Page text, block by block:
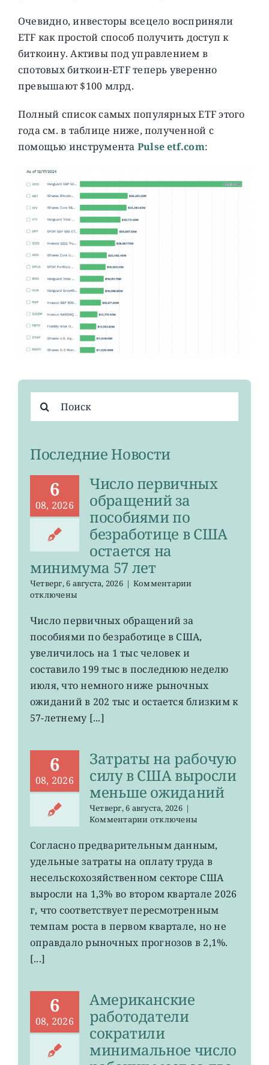
Очевидно, инвесторы всецело восприняли
ETF как простой способ получить доступ к
биткоину. Активы под управлением в
спотовых биткоин-ETF теперь уверенно
превышают $100 млрд.
Полный список самых популярных ETF этого
года см. в таблице ниже, полученной с
помощью инструмента Pulse etf.com:
поиска:
Последние Новости
6
08, 2026
Число первичных
обращений за
пособиями по
безработице в США
остается на
минимума 57 лет
Четверг, 6 августа, 2026 | Комментариик
первичных
за
безработице
в
остается
лет
отключены
Число первичных обращений за
пособиями по безработице в США,
увеличилось на 1 тыс человек и
составило 199 тыс в последнюю неделю
июля, что немного ниже рыночных
ожиданий в 202 тыс и остается близким к
57-летнему [...]
6
08, 2026
Затраты на рабочую
силу в США выросли
меньше ожиданий
Четверг, 6 августа, 2026 |
Комментариик
Затраты
рабочую
силу
США
выросли
ожиданий
отключены
Согласно предварительным данным,
удельные затраты на оплату труда в
несельскохозяйственном секторе США
выросли на 1,3% во втором квартале 2026
г, что соответствует пересмотренным
темпам роста в первом квартале, но не
оправдало рыночных прогнозов в 2,1%.
[...]
6
08, 2026
Американские
работодатели
сократили
минимальное число